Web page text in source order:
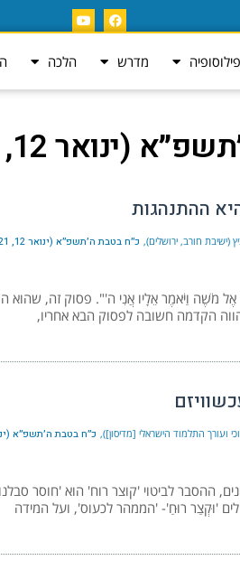
פילוסופיה מדרש הלכה
(ינואר 12, 2021)
ההתנהגות
(ישיבת חורב, ירושלים) כ״ח בטבת ה׳תשפ״א (ינואר 12, 2021)
אֶל מֹשֶׁה וַיֹּאמֶר אֵלָיו אֲנִי ה'". פסוק זה, שהוא
הקדמה חשובה לפסוק הבא אחריו,
ועורך התלמוד הישראלי [מדיסון]) כ״ח בטבת ה׳תשפ״א (ינואר 12,
ההסבר לביטוי 'קוצר רוח' הוא 'חוסר
'וּקְצַר רוּחַ'- 'הממהר לכעוס', ועל המידה